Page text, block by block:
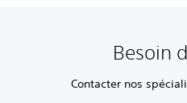
Besoin
Contacter nos